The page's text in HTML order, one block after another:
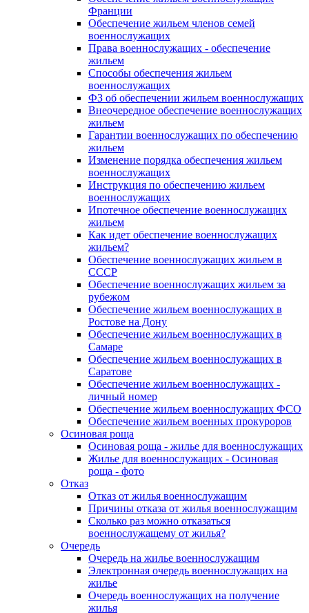
Франции
Обеспечение жильем членов семей
военнослужащих
Права военнослужащих - обеспечение
жильем
Способы обеспечения жильем
военнослужащих
ФЗ об обеспечении жильем военнослужащих
Внеочередное обеспечение военнослужащих
жильем
Гарантии военнослужащих по обеспечению
жильем
Изменение порядка обеспечения жильем
военнослужащих
Инструкция по обеспечению жильем
военнослужащих
Ипотечное обеспечение военнослужащих
жильем
Как идет обеспечение военнослужащих
жильем?
Обеспечение военнослужащих жильем в
СССР
Обеспечение военнослужащих жильем за
рубежом
Обеспечение жильем военнослужащих в
Ростове на Дону
Обеспечение жильем военнослужащих в
Самаре
Обеспечение жильем военнослужащих в
Саратове
Обеспечение жильем военнослужащих -
личный номер
Обеспечение жильем военнослужащих ФСО
Обеспечение жильем военных прокуроров
Осиновая роща
Осиновая роща - жилье для военнослужащих
Жилье для военнослужащих - Осиновая
роща - фото
Отказ
Отказ от жилья военнослужащим
Причины отказа от жилья военнослужащим
Сколько раз можно отказаться
военнослужащему от жилья?
Очередь
Очередь на жилье военнослужащим
Электронная очередь военнослужащих на
жилье
Очередь военнослужащих на получение
жилья